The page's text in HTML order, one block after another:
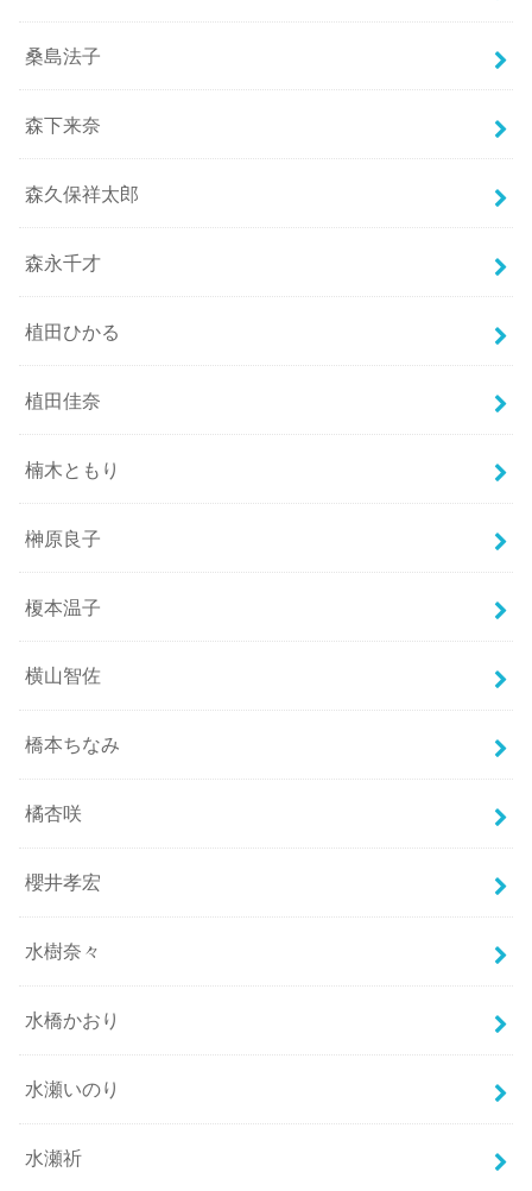
桑島法子
森下来奈
森久保祥太郎
森永千才
植田ひかる
植田佳奈
楠木ともり
榊原良子
榎本温子
横山智佐
橋本ちなみ
橘杏咲
櫻井孝宏
水樹奈々
水橋かおり
水瀬いのり
水瀬祈